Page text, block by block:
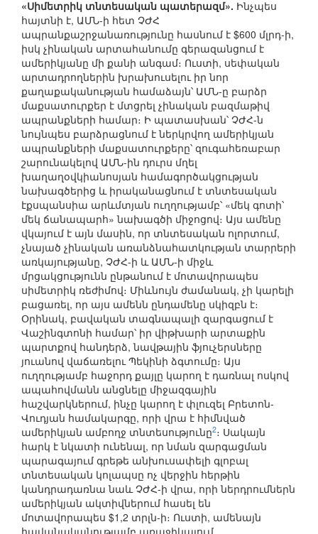
«Սիմետրիկ տնտեսական պատերազմ». Ինչպես
հայտնի է, ԱՄՆ-ի հետ ՉԺՀ
ապրանքաշրջանառությունը հասնում է $600 մլրդ-ի,
իսկ չինական արտահանումը գերազանցում է
ամերիկյանը մի քանի անգամ։ Ուստի, սեփական
արտադրողներին խրախուսելու իր նոր
քաղաքականության համաձայն՝ ԱՄՆ-ը բարձր
մաքսատուրքեր է մտցրել չինական բազմաթիվ
ապրանքների համար։ Ի պատասխան՝ ՉԺՀ-ն
նույնպես բարձրացնում է ներկրվող ամերիկյան
ապրանքների մաքսատուրքերը՝ զուգահեռաբար
շարունակելով ԱՄՆ-ին դուրս մղել
խաղաղօվկիանոսյան համագործակցության
նախագծերից և իրականացնում է տնտեսական
էքսպանսիա արևմտյան ուղղությամբ՝ «մեկ գոտի՝
մեկ ճանապարհ» նախագծի միջոցով։ Այս ամենը
վկայում է այն մասին, որ տնտեսական ոլորտում,
չնայած չինական առանձնահատկության տարրերի
առկայությանը, ՉԺՀ-ի և ԱՄՆ-ի միջև
մրցակցությունն ընթանում է մոտավորապես
սիմետրիկ ռեժիմով։ Միևնույն ժամանակ, չի կարելի
բացառել, որ այս ամենն ընդամենը սկիզբն է։
Օրինակ, բավական տագնապալի զարգացում է
Վաշինգտոնի համար՝ իր վիթխարի արտաքին
պարտքով հանդերձ, նավթային ֆյուչերսները
յուանով վաճառելու Պեկինի ձգտումը։ Այս
ուղղությամբ հաջորդ քայլը կարող է դառնալ ոսկով
ապահովմանն անցնելը միջազգային
հաշվարկներում, ինչը կարող է փլուզել Բրետոն-
Վուդյան համակարգը, որի վրա է հիմնված
ամերիկյան ամբողջ տնտեսությունը2։ Սակայն
հարկ է նկատի ունենալ, որ նման զարգացման
պարագայում գրեթե անխուսափելի գլոբալ
տնտեսական կոլապսը ոչ վերջին հերթին
կանդրադառնա նաև ՉԺՀ-ի վրա, որի ներդրումներն
ամերիկյան ակտիվներում հասել են
մոտավորապես $1,2 տրլն-ի։ Ուստի, ամենայն